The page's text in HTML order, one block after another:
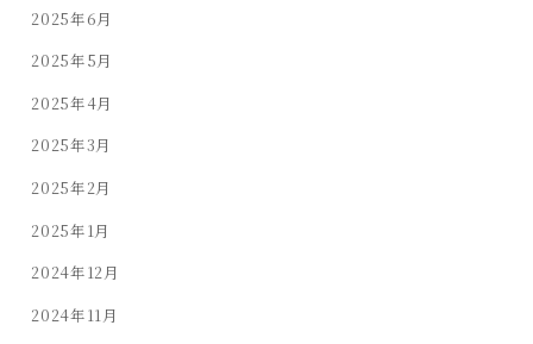
2025年6月
2025年5月
2025年4月
2025年3月
2025年2月
2025年1月
2024年12月
2024年11月